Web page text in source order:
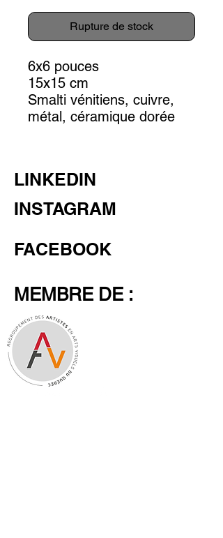
Rupture de stock
6x6 pouces
15x15 cm
Smalti vénitiens, cuivre,
métal, céramique dorée
LINKEDIN
INSTAGRAM
FACEBOOK
MEMBRE DE :